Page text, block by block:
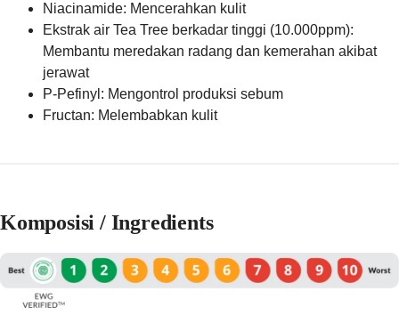
Niacinamide: Mencerahkan kulit
Ekstrak air Tea Tree berkadar tinggi (10.000ppm):
Membantu meredakan radang dan kemerahan akibat
jerawat
P-Pefinyl: Mengontrol produksi sebum
Fructan: Melembabkan kulit
Komposisi / Ingredients